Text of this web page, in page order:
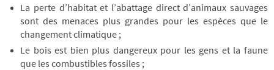
La perte d’habitat et l’abattage direct d’animaux sauvages
sont des menaces plus grandes pour les espèces que le
changement climatique ;
Le bois est bien plus dangereux pour les gens et la faune
que les combustibles fossiles ;